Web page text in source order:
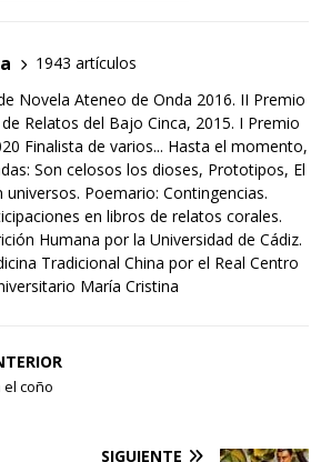
1943 artículos
Novela Ateneo de Onda 2016. II Premio
Relatos del Bajo Cinca, 2015. I Premio
Finalista de varios... Hasta el momento,
Son celosos los dioses, Prototipos, El
universos. Poemario: Contingencias.
en libros de relatos corales.
Humana por la Universidad de Cádiz.
Tradicional China por el Real Centro
María Cristina
el coño
SIGUIENTE